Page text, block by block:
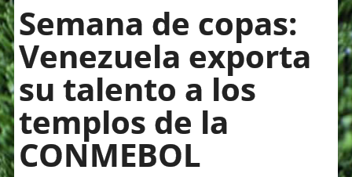
Semana de copas:
Venezuela exporta
su talento a los
templos de la
CONMEBOL